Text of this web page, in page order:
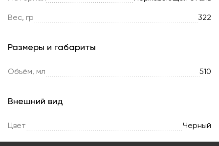
Вес, гр 322
Размеры и габариты
Объём, мл 510
Внешний вид
Цвет Черный